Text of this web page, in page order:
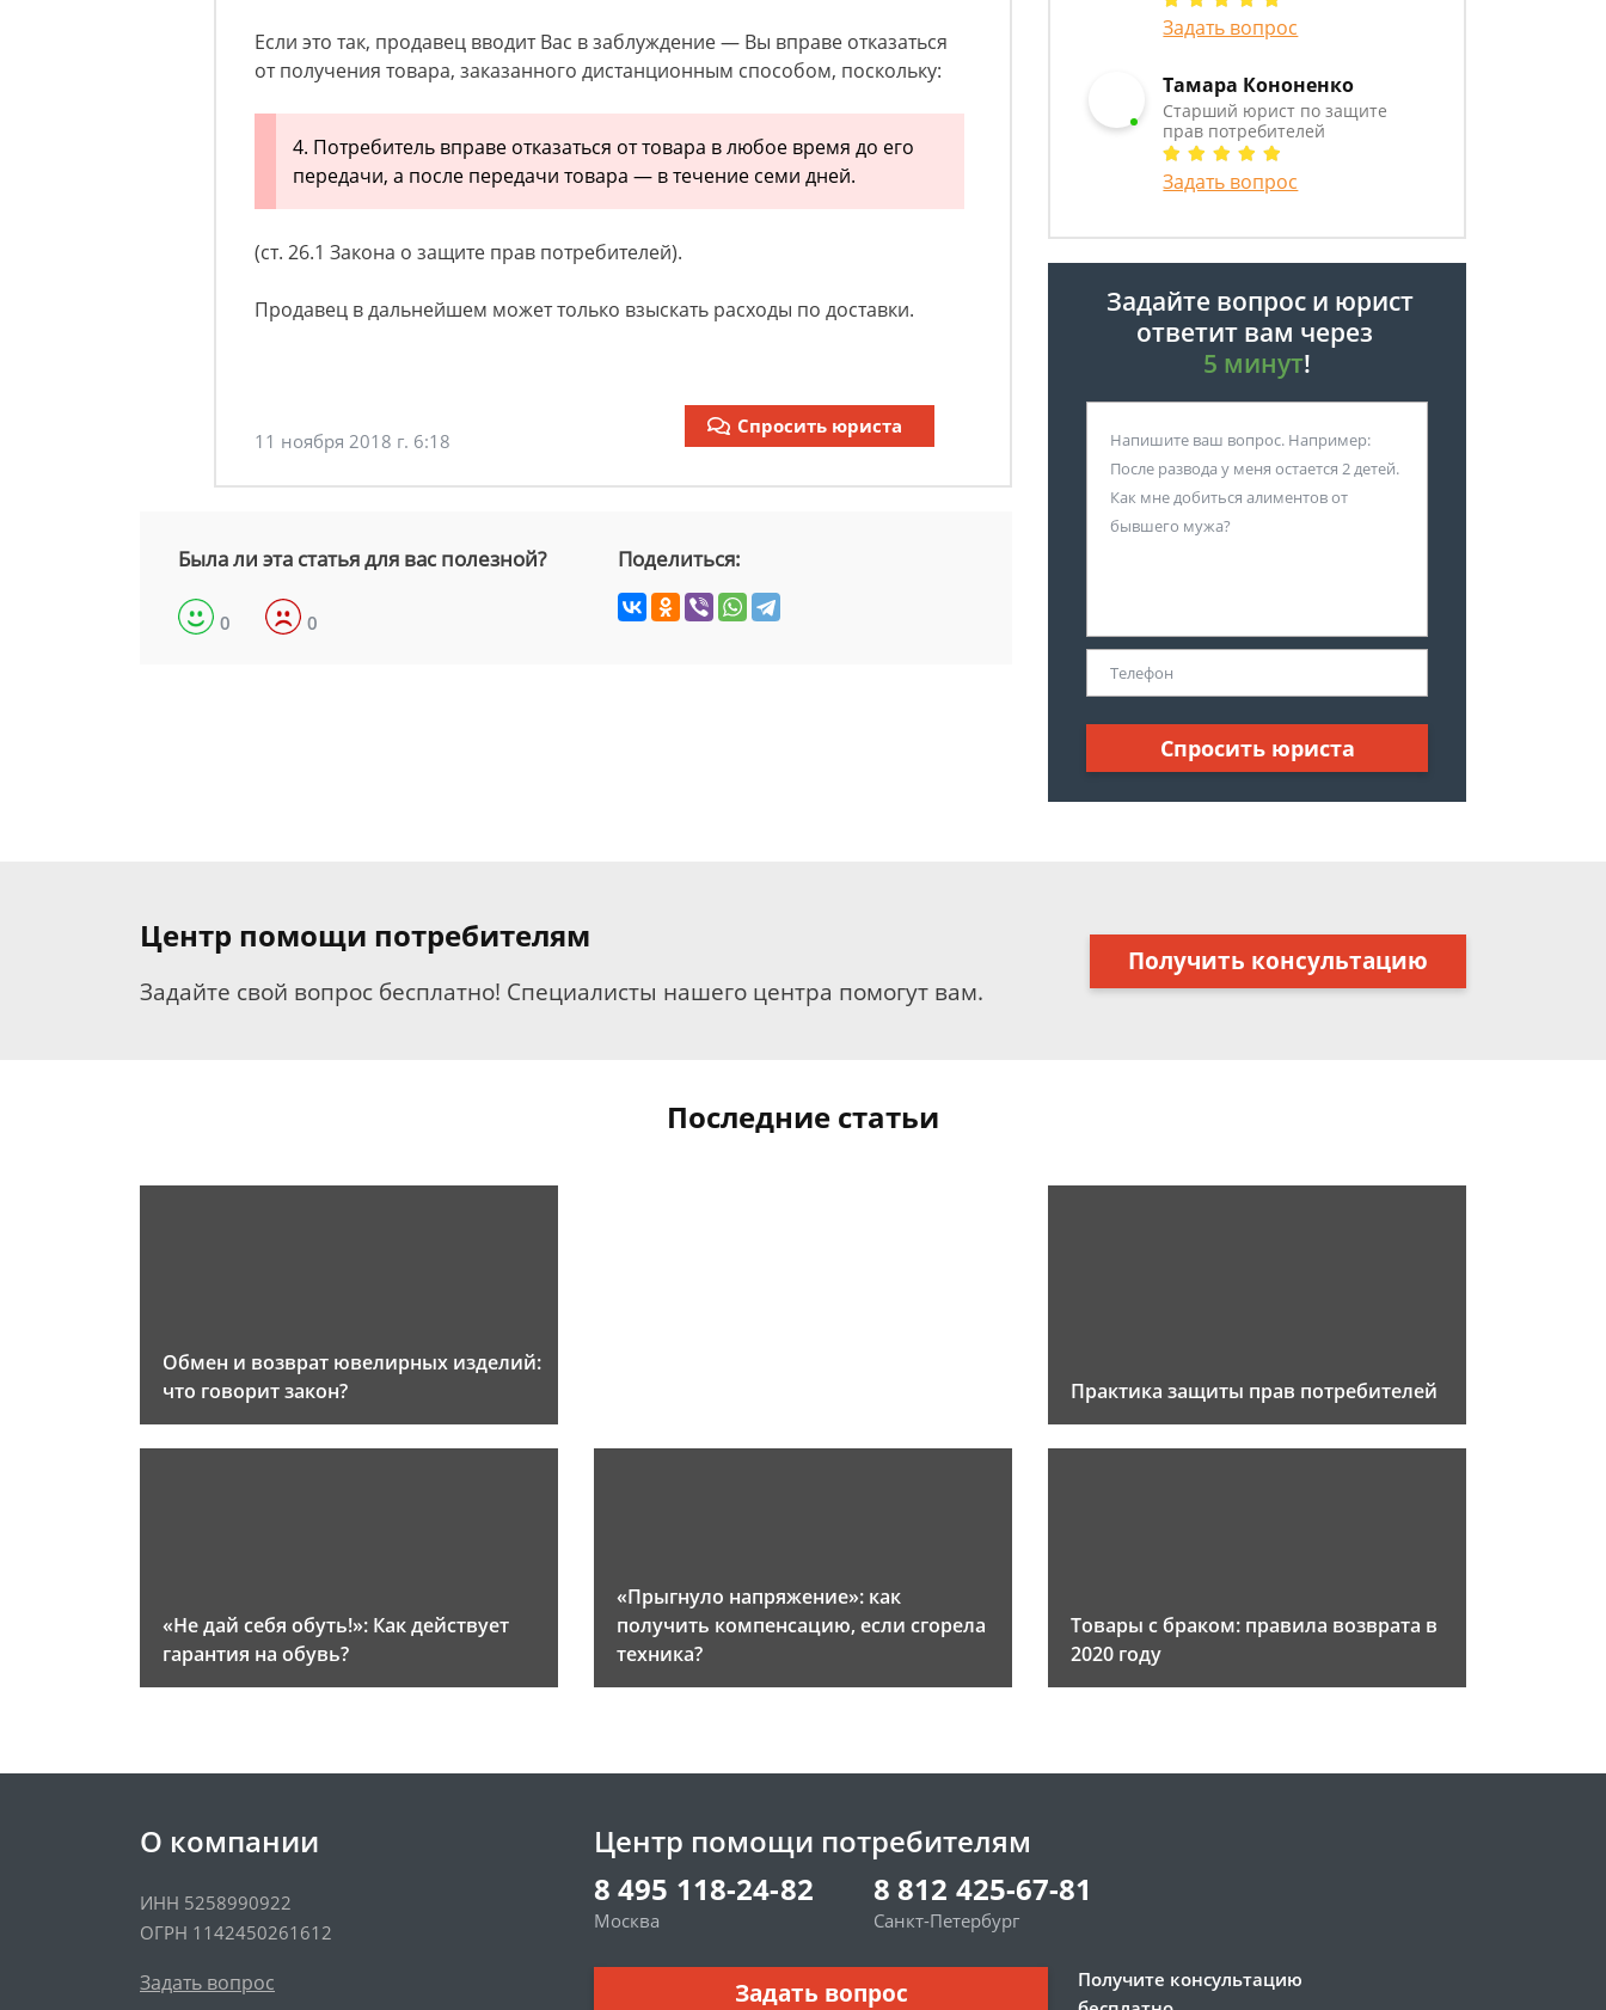
Если это так, продавец вводит Вас в заблуждение — Вы вправе отказаться
от получения товара, заказанного дистанционным способом, поскольку:
4. Потребитель вправе отказаться от товара в любое время до его
передачи, а после передачи товара — в течение семи дней.
(ст. 26.1 Закона о защите прав потребителей).
Продавец в дальнейшем может только взыскать расходы по доставки.
11 ноября 2018 г. 6:18
Спросить юриста
Была ли эта статья для вас полезной?
0 0
Поделиться:
Задать вопрос
Тамара Кононенко
Старший юрист по защите
прав потребителей
Задать вопрос
Задайте вопрос и юрист
ответит вам через
5 минут!
Спросить юриста
Центр помощи потребителям
Задайте свой вопрос бесплатно! Специалисты нашего центра помогут вам.
Получить консультацию
Последние статьи
Обмен и возврат ювелирных изделий:
что говорит закон?
Практика защиты прав потребителей
«Не дай себя обуть!»: Как действует
гарантия на обувь?
«Прыгнуло напряжение»: как
получить компенсацию, если сгорела
техника?
Товары с браком: правила возврата в
2020 году
О компании
ИНН 5258990922
ОГРН 1142450261612
Задать вопрос
Центр помощи потребителям
8 495 118-24-82
Москва
8 812 425-67-81
Санкт-Петербург
Задать вопрос
Получите консультацию